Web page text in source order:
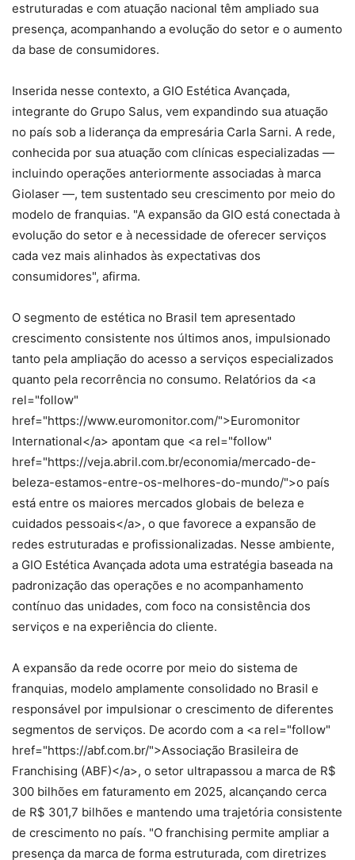
estruturadas e com atuação nacional têm ampliado sua
presença, acompanhando a evolução do setor e o aumento
da base de consumidores.
Inserida nesse contexto, a GIO Estética Avançada,
integrante do Grupo Salus, vem expandindo sua atuação
no país sob a liderança da empresária Carla Sarni. A rede,
conhecida por sua atuação com clínicas especializadas —
incluindo operações anteriormente associadas à marca
Giolaser —, tem sustentado seu crescimento por meio do
modelo de franquias. "A expansão da GIO está conectada à
evolução do setor e à necessidade de oferecer serviços
cada vez mais alinhados às expectativas dos
consumidores", afirma.
O segmento de estética no Brasil tem apresentado
crescimento consistente nos últimos anos, impulsionado
tanto pela ampliação do acesso a serviços especializados
quanto pela recorrência no consumo. Relatórios da <a
rel="follow"
href="https://www.euromonitor.com/">Euromonitor
International</a> apontam que <a rel="follow"
href="https://veja.abril.com.br/economia/mercado-de-
beleza-estamos-entre-os-melhores-do-mundo/">o país
está entre os maiores mercados globais de beleza e
cuidados pessoais</a>, o que favorece a expansão de
redes estruturadas e profissionalizadas. Nesse ambiente,
a GIO Estética Avançada adota uma estratégia baseada na
padronização das operações e no acompanhamento
contínuo das unidades, com foco na consistência dos
serviços e na experiência do cliente.
A expansão da rede ocorre por meio do sistema de
franquias, modelo amplamente consolidado no Brasil e
responsável por impulsionar o crescimento de diferentes
segmentos de serviços. De acordo com a <a rel="follow"
href="https://abf.com.br/">Associação Brasileira de
Franchising (ABF)</a>, o setor ultrapassou a marca de R$
300 bilhões em faturamento em 2025, alcançando cerca
de R$ 301,7 bilhões e mantendo uma trajetória consistente
de crescimento no país. "O franchising permite ampliar a
presença da marca de forma estruturada, com diretrizes